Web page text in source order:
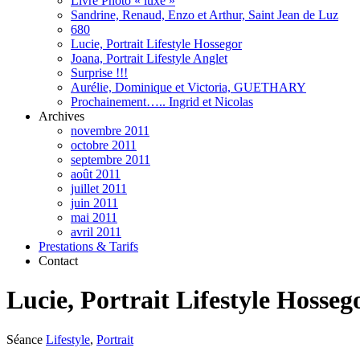
Sandrine, Renaud, Enzo et Arthur, Saint Jean de Luz
680
Lucie, Portrait Lifestyle Hossegor
Joana, Portrait Lifestyle Anglet
Surprise !!!
Aurélie, Dominique et Victoria, GUETHARY
Prochainement….. Ingrid et Nicolas
Archives
novembre 2011
octobre 2011
septembre 2011
août 2011
juillet 2011
juin 2011
mai 2011
avril 2011
Prestations & Tarifs
Contact
Lucie, Portrait Lifestyle
Séance Lifestyle, Portrait